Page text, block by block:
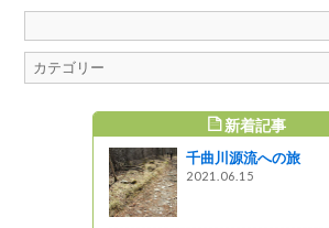
新着記事
千曲川源流への旅
2021.06.15